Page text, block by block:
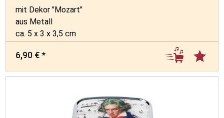
mit Dekor "Mozart"
aus Metall
ca. 5 x 3 x 3,5 cm
6,90 € *